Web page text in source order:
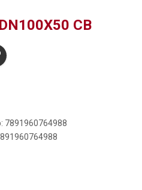
CB
7891960764988